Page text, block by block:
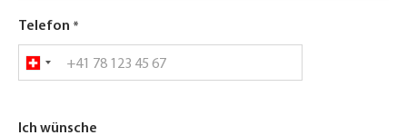
Telefon
Ich wünsche